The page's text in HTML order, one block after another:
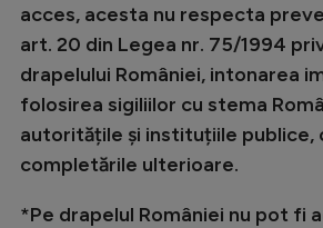
acces, acesta nu respecta
art. 20 din Legea nr. 75/1994
drapelului României, intonarea
folosirea sigiliilor cu stema
autoritățile și instituțiile publice,
completările ulterioare.
*Pe drapelul României nu pot fi